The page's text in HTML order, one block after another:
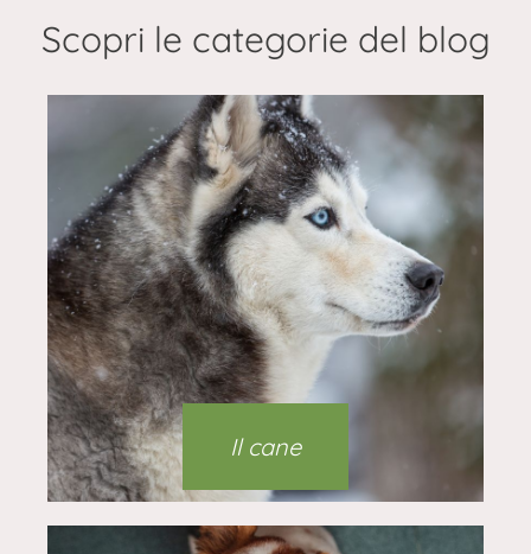
Scopri le categorie del blog
Il cane